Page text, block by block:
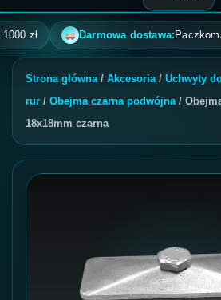
zł Darmowa dostawa:Paczkomat
Strona główna/ Akcesoria/ Uchwyty
rur / Obejma czarna podwójna/
18x18mm czarna